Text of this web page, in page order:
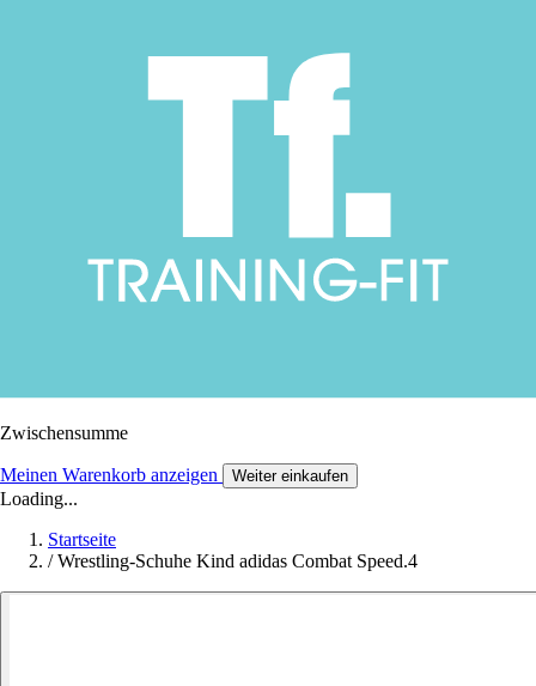
Zwischensumme
Meinen Warenkorb anzeigen Weiter einkaufen
Loading...
Startseite
/ Wrestling-Schuhe Kind adidas Combat Speed.4